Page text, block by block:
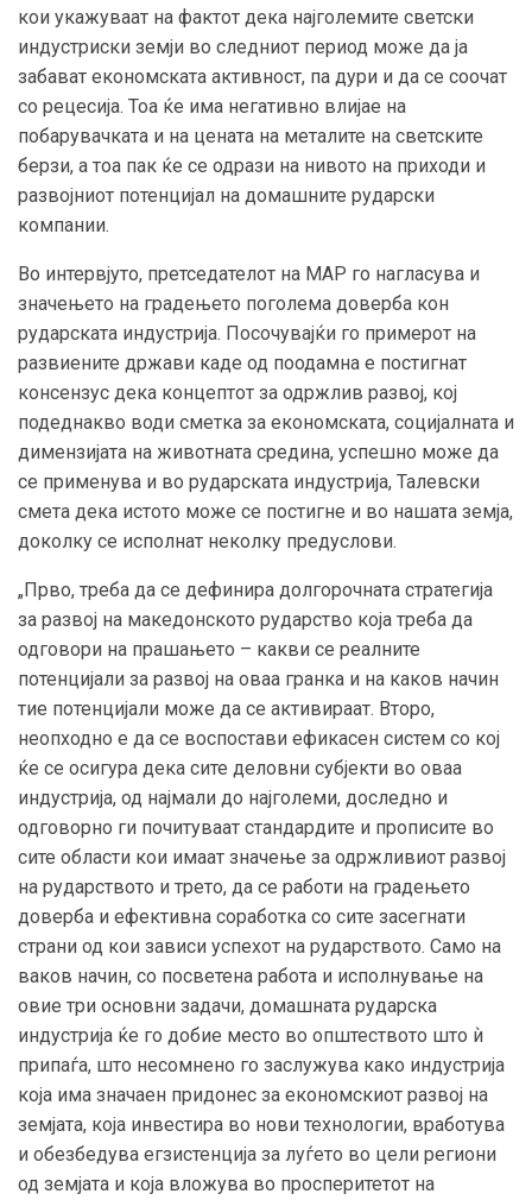
кои укажуваат на фактот дека најголемите светски
индустриски земји во следниот период може да ја
забават економската активност, па дури и да се соочат
со рецесија. Тоа ќе има негативно влијае на
побарувачката и на цената на металите на светските
берзи, а тоа пак ќе се одрази на нивото на приходи и
развојниот потенцијал на домашните рударски
компании.
Во интервјуто, претседателот на МАР го нагласува и
значењето на градењето поголема доверба кон
рударската индустрија. Посочувајќи го примерот на
развиените држави каде од поодамна е постигнат
консензус дека концептот за одржлив развој, кој
подеднакво води сметка за економската, социјалната и
димензијата на животната средина, успешно може да
се применува и во рударската индустрија, Талевски
смета дека истото може се постигне и во нашата земја,
доколку се исполнат неколку предуслови.
„Прво, треба да се дефинира долгорочната стратегија
за развој на македонското рударство која треба да
одговори на прашањето – какви се реалните
потенцијали за развој на оваа гранка и на каков начин
тие потенцијали може да се активираат. Второ,
неопходно е да се воспостави ефикасен систем со кој
ќе се осигура дека сите деловни субјекти во оваа
индустрија, од најмали до најголеми, доследно и
одговорно ги почитуваат стандардите и прописите во
сите области кои имаат значење за одржливиот развој
на рударството и трето, да се работи на градењето
доверба и ефективна соработка со сите засегнати
страни од кои зависи успехот на рударството. Само на
ваков начин, со посветена работа и исполнување на
овие три основни задачи, домашната рударска
индустрија ќе го добие место во општеството што ѝ
припаѓа, што несомнено го заслужува како индустрија
која има значаен придонес за економскиот развој на
земјата, која инвестира во нови технологии, вработува
и обезбедува егзистенција за луѓето во цели региони
од земјата и која вложува во просперитетот на